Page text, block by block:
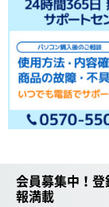
会員募集中！
報満載